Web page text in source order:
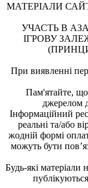
МАТЕРІАЛИ
УЧАСТЬ В
ІГРОВУ
При виявленні
Пам'ятайте, що
джерелом
Інформаційний
реальні та/або
жодній формі
можуть бути
Будь-які матеріали